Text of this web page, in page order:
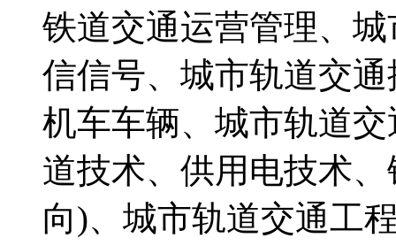
铁道交通运营管理、
信信号、城市轨道交
机车车辆、城市轨道
道技术、供用电技术
向)、城市轨道交通